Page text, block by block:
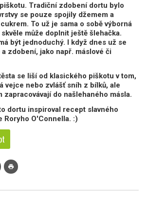
Tradiční zdobení dortu bylo
se pouze spojily džemem a
To už je sama o sobě výborná
může doplnit ještě šlehačka.
být jednoduchý. I když dnes už se
zdobení, jako např. máslové či
se liší od klasického piškotu v tom,
vejce nebo zvlášť sníh z bílků, ale
zapracovávají do našlehaného másla.
dortu inspiroval recept slavného
Roryho O'Connella. :)
print